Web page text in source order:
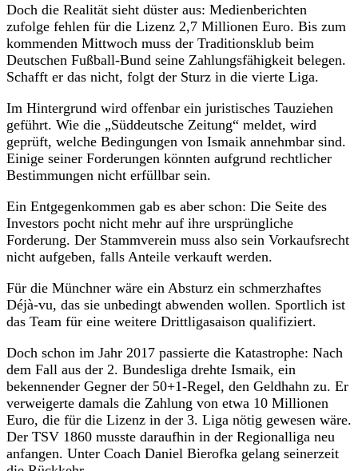
Doch die Realität sieht düster aus: Medienberichten
zufolge fehlen für die Lizenz 2,7 Millionen Euro. Bis zum
kommenden Mittwoch muss der Traditionsklub beim
Deutschen Fußball-Bund seine Zahlungsfähigkeit belegen.
Schafft er das nicht, folgt der Sturz in die vierte Liga.
Im Hintergrund wird offenbar ein juristisches Tauziehen
geführt. Wie die „Süddeutsche Zeitung“ meldet, wird
geprüft, welche Bedingungen von Ismaik annehmbar sind.
Einige seiner Forderungen könnten aufgrund rechtlicher
Bestimmungen nicht erfüllbar sein.
Ein Entgegenkommen gab es aber schon: Die Seite des
Investors pocht nicht mehr auf ihre ursprüngliche
Forderung. Der Stammverein muss also sein Vorkaufsrecht
nicht aufgeben, falls Anteile verkauft werden.
Für die Münchner wäre ein Absturz ein schmerzhaftes
Déjà-vu, das sie unbedingt abwenden wollen. Sportlich ist
das Team für eine weitere Drittligasaison qualifiziert.
Doch schon im Jahr 2017 passierte die Katastrophe: Nach
dem Fall aus der 2. Bundesliga drehte Ismaik, ein
bekennender Gegner der 50+1-Regel, den Geldhahn zu. Er
verweigerte damals die Zahlung von etwa 10 Millionen
Euro, die für die Lizenz in der 3. Liga nötig gewesen wäre.
Der TSV 1860 musste daraufhin in der Regionalliga neu
anfangen. Unter Coach Daniel Bierofka gelang seinerzeit